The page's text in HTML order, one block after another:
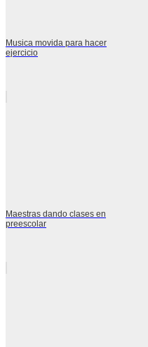
Musica movida para hacer
ejercicio
Maestras dando clases en
preescolar